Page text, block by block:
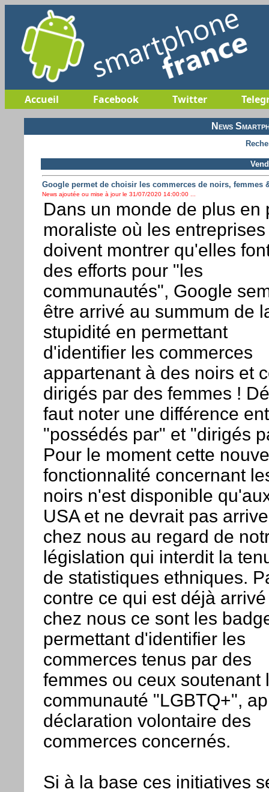
Accueil Facebook Twitter
News
Google permet de choisir les commerces de noirs, femmes
News ajoutée ou mise à jour le 31/07/2020 14:00:00 ...
Dans un monde de plus en
moraliste où les entreprises
doivent montrer qu'elles
des efforts pour "les
communautés", Google
être arrivé au summum de
stupidité en permettant
d'identifier les commerces
appartenant à des noirs et
dirigés par des femmes !
faut noter une différence
"possédés par" et "dirigés
Pour le moment cette
fonctionnalité concernant
noirs n'est disponible
USA et ne devrait pas
chez nous au regard de
législation qui interdit la
de statistiques ethniques.
contre ce qui est déjà arrivé
chez nous ce sont les
permettant d'identifier les
commerces tenus par des
femmes ou ceux soutenant
communauté "LGBTQ+",
déclaration volontaire des
commerces concernés.
Si à la base ces initiatives